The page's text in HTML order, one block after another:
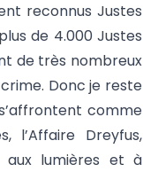
reconnus Justes
de 4.000 Justes
de très nombreux
Donc je reste
comme
l’Affaire Dreyfus,
aux lumières et à